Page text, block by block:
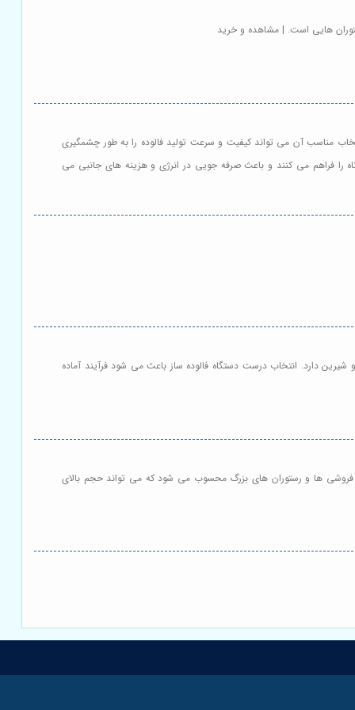
هایی است. | مشاهده و خرید
مناسب آن می تواند کیفیت و سرعت تولید فالوده را به طور چشمگیری
را فراهم می کنند و باعث صرفه جویی در انرژی و هزینه های جانبی می
دارد. انتخاب درست دستگاه فالوده ساز باعث می شود فرآیند آماده
فروشی ها و رستوران های بزرگ محسوب می شود که می تواند حجم بالای